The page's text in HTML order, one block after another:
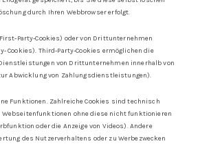
durch Ihren Webbrowser erfolgt.
Party-Cookies) oder von Drittunternehmen
Cookies). Third-Party-Cookies ermöglichen die
von Drittunternehmen innerhalb von
Abwicklung von Zahlungsdienstleistungen).
Funktionen. Zahlreiche Cookies sind technisch
ohne diese nicht funktionieren
oder die Anzeige von Videos). Andere
des Nutzerverhaltens oder zu Werbezwecken